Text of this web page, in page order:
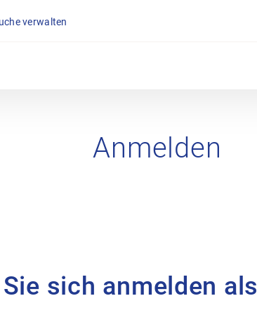
verwalten
Anmelden
sich anmelden als